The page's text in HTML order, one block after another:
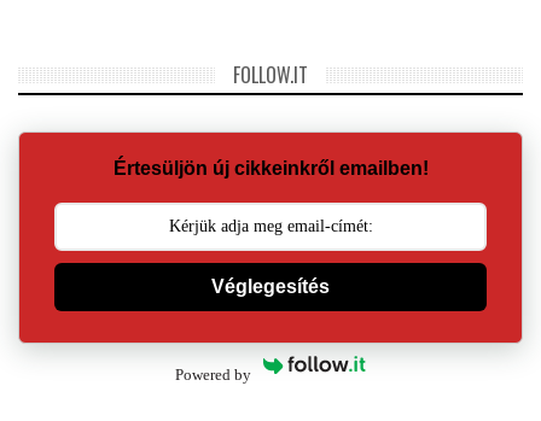
FOLLOW.IT
Értesüljön új cikkeinkről emailben!
Véglegesítés
Powered by